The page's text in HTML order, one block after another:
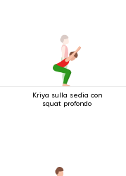
Kriya sulla sedia con
squat profondo